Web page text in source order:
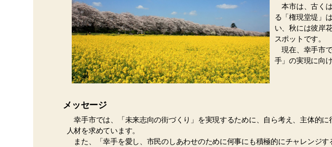
本市は、古く
る「権現堂堤」
い、秋には彼岸
スポットです。
現在、幸手市
手」の実現に向
メッセージ
幸手市では、「未来志向の街づくり」を実現するために、自ら考え、主体的
人材を求めています。
また、「幸手を愛し、市民のしあわせのために何事にも積極的にチャレンジす